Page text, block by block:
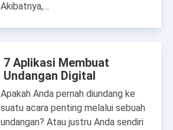
Akibatnya,…
7 Aplikasi Membuat
Undangan Digital
Apakah Anda pernah diundang ke
suatu acara penting melalui sebuah
undangan? Atau justru Anda sendiri